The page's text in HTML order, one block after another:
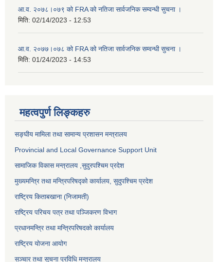
आ.व. २०७८।०७९ को FRA को नतिजा सार्वजनिक सम्वन्धी सुचना ।
मिति: 02/14/2023 - 12:53
आ.व. २०७७।०७८ को FRA को नतिजा सार्वजनिक सम्वन्धी सुचना ।
मिति: 01/24/2023 - 14:53
महत्वपुर्ण लिङ्कहरु
सङ्‍घीय मामिला तथा सामान्य प्रशासन मन्त्रालय
Provincial and Local Governance Support Unit
सामाजिक विकास मन्त्रालय ,सुदुरपश्चिम प्रदेश
मुख्यमन्त्रि तथा मन्त्रिपरिषद्को कार्यालय, सुदुपश्चिम प्रदेश
राष्ट्रिय किताबखाना (निजामती)
राष्ट्रिय परिचय पत्र तथा पञ्जिकरण विभाग
प्रधानमन्त्रि तथा मन्त्रिपरिषदको कार्यालय
राष्ट्रिय योजना आयोग
सञ्‍चार तथा सूचना प्रविधि मन्त्रालय